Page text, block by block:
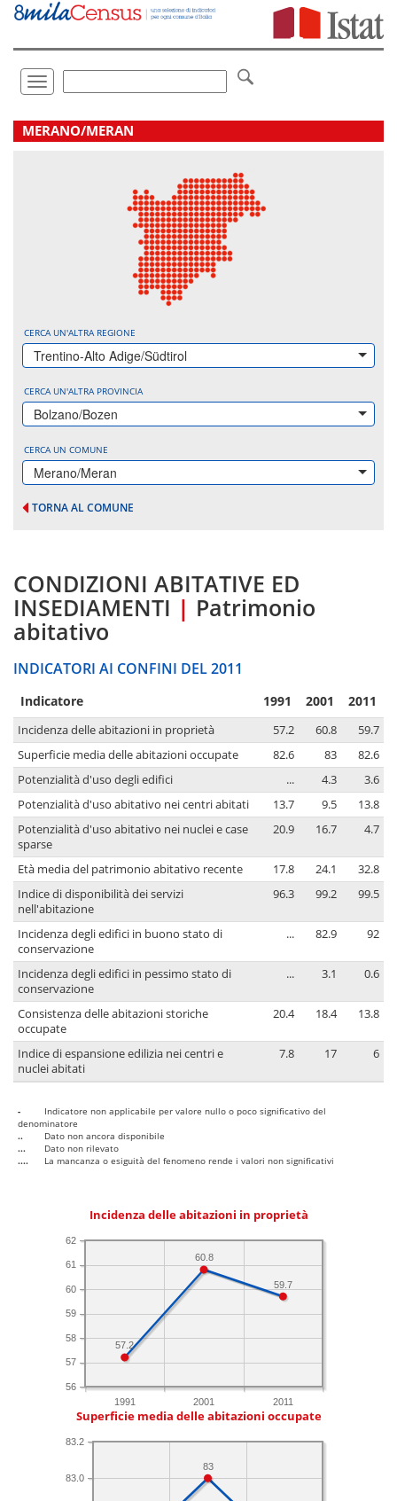
Vai
direttamente
Toggle
navigation
.
MERANO/MERAN
CERCA UN'ALTRA REGIONE
Trentino-Alto Adige/Südtirol
CERCA UN'ALTRA PROVINCIA
Bolzano/Bozen
CERCA UN COMUNE
Merano/Meran
TORNA AL COMUNE
CONDIZIONI ABITATIVE ED
INSEDIAMENTI | Patrimonio
abitativo
INDICATORI AI CONFINI DEL 2011
Indicatore 1991 2001 2011
Incidenza delle abitazioni in proprietà 57.2 60.8
59.7
Superficie media delle abitazioni occupate
82.6 83
82.6
Potenzialità d'uso degli edifici
... 4.3
3.6
Potenzialità d'uso abitativo nei centri abitati
13.7 9.5
13.8
Potenzialità d'uso abitativo nei nuclei e case
sparse
20.9 16.7 4.7
Età media del patrimonio abitativo recente 17.8 24.1
32.8
Indice di disponibilità dei servizi
nell'abitazione
96.3 99.2 99.5
Incidenza degli edifici in buono stato di
conservazione
... 82.9 92
Incidenza degli edifici in pessimo stato di
conservazione
... 3.1 0.6
Consistenza delle abitazioni storiche
occupate
20.4 18.4 13.8
Indice di espansione edilizia nei centri e
nuclei abitati
7.8 17 6
-
Indicatore non applicabile per valore nullo o poco significativo del
denominatore
..
Dato non ancora disponibile
...
Dato non rilevato
....
La mancanza o esiguità del fenomeno rende i valori non significativi
Incidenza delle abitazioni in proprietà
1991 2001 2011
56
57
58
59
60
61
62
59.7
60.8
57.2
Superficie media delle abitazioni occupate
83.0
83.2
83